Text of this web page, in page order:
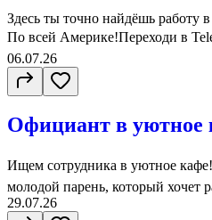
Здесь ты точно найдёшь работу
По всей Америке!Переходи в
06.07.26
Официант в
Ищем сотрудника в уютное
молодой парень, который хочет
29.07.26